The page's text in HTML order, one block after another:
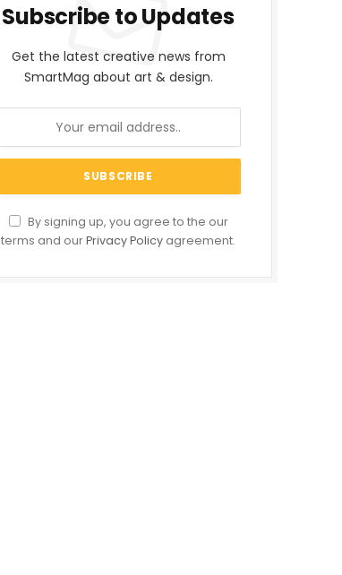
Subscribe to Updates
Get the latest creative news from
SmartMag about art & design.
By signing up, you agree to the our
terms and ourPrivacy Policy agreement.